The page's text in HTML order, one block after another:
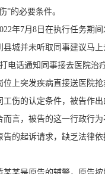
”的必要条件。
年7月8日在执行任务期
县城并未听取同事建议马
电话通知同事接去医院治
位上突发疾病直接送医院
工伤的认定条件，被告作
而言，被告的这一行政行
告的起诉请求，缺乏法律